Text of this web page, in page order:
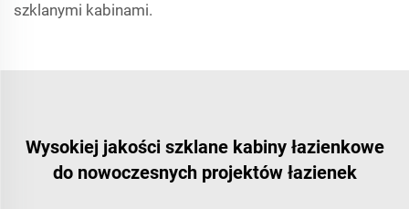
szklanymi kabinami.
Wysokiej jakości szklane kabiny łazienkowe
do nowoczesnych projektów łazienek